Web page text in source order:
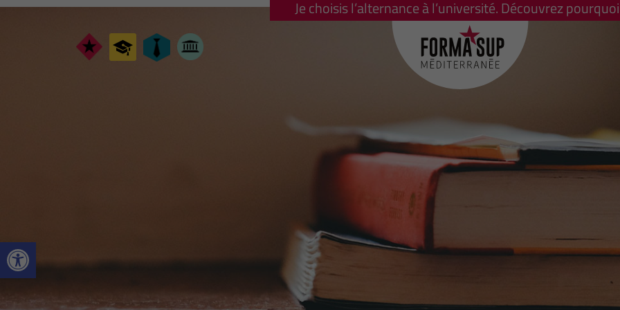
Ouvrir la barre d’outils
Je choisis l’alternance à l’université. Découvrez